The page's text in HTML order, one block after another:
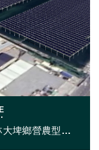
大埤鄉營農型農